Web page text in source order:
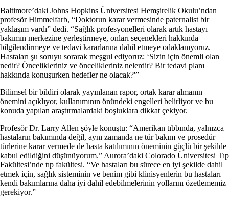
Baltimore’daki Johns Hopkins Üniversitesi Hemşirelik Okulu’ndan
profesör Himmelfarb, “Doktorun karar vermesinde paternalist bir
yaklaşım vardı” dedi. “Sağlık profesyonelleri olarak artık hastayı
bakımın merkezine yerleştirmeye, onları seçenekleri hakkında
bilgilendirmeye ve tedavi kararlarına dahil etmeye odaklanıyoruz.
Hastaları şu soruyu sorarak meşgul ediyoruz: ‘Sizin için önemli olan
nedir? Öncelikleriniz ve öncelikleriniz nelerdir? Bir tedavi planı
hakkında konuşurken hedefler ne olacak?'”
Bilimsel bir bildiri olarak yayınlanan rapor, ortak karar almanın
önemini açıklıyor, kullanımının önündeki engelleri belirliyor ve bu
konuda yapılan araştırmalardaki boşluklara dikkat çekiyor.
Profesör Dr. Larry Allen şöyle konuştu: “Amerikan tıbbında, yalnızca
hastaların bakımında değil, aynı zamanda ne tür bakım ve prosedür
türlerine karar vermede de hasta katılımının öneminin güçlü bir şekilde
kabul edildiğini düşünüyorum.” Aurora’daki Colorado Üniversitesi Tıp
Fakültesi’nde tıp fakültesi. “Ve hastaları bu sürece en iyi şekilde dahil
etmek için, sağlık sisteminin ve benim gibi klinisyenlerin bu hastaları
kendi bakımlarına daha iyi dahil edebilmelerinin yollarını özetlememiz
gerekiyor.”